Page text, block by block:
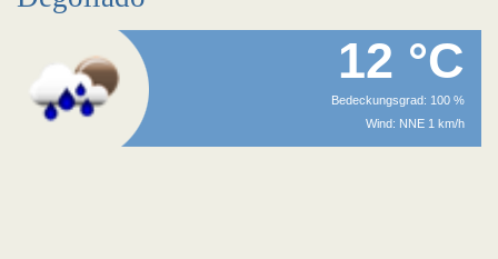
12 °C
Bedeckungsgrad: 100 %
Wind: NNE 1 km/h